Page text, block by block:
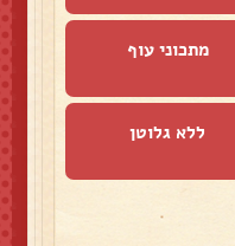
מתכוני עוף
ללא גלוטן